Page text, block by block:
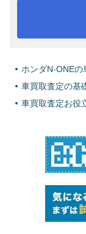
ホンダN-ONEの
車買取査定の基
車買取査定お役